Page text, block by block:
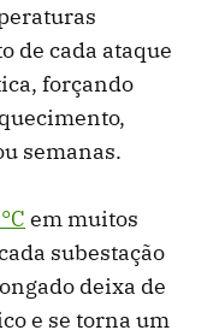
de cada ataque
forçando
semanas.
em muitos
subestação
deixa de
e se torna um